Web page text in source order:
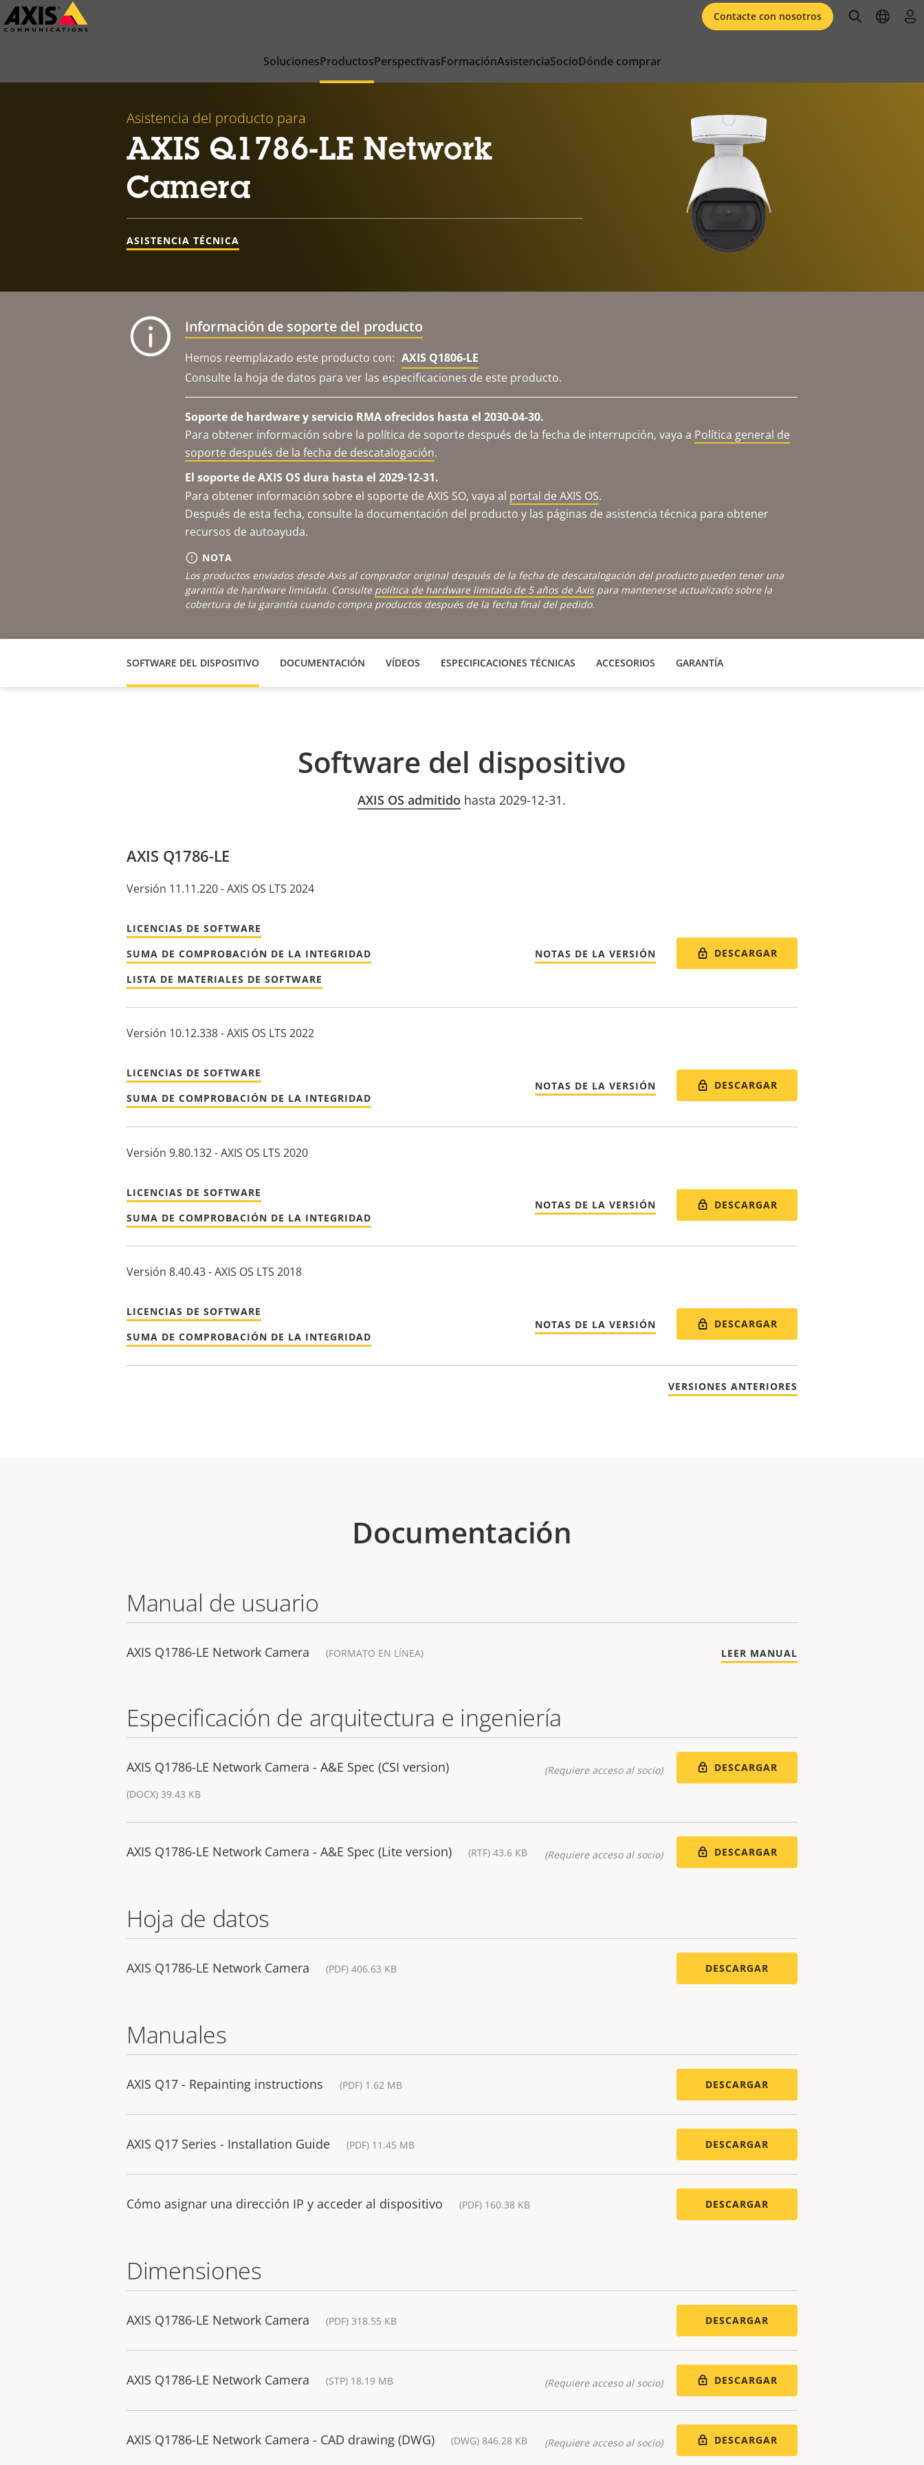
Saltar
al
SolucionesProductosPerspectivasFormaciónAsistenciaSocioDónde comprar
Contacte con nosotros openopen
Asistencia del producto para
AXIS Q1786-LE Network
Camera
ASISTENCIA TÉCNICA
Información de soporte del producto
Hemos reemplazado este producto con: AXIS Q1806-LE
Consulte la hoja de datos para ver las especificaciones de este producto.
Soporte de hardware y servicio RMA ofrecidos hasta el 2030-04-30.
Para obtener información sobre la política de soporte después de la fecha de interrupción, vaya a Política general de
soporte después de la fecha de descatalogación.
El soporte de AXIS OS dura hasta el 2029-12-31.
Para obtener información sobre el soporte de AXIS SO, vaya al portal de AXIS OS.
Después de esta fecha, consulte la documentación del producto y las páginas de asistencia técnica para obtener
recursos de autoayuda.
NOTA
Los productos enviados desde Axis al comprador original después de la fecha de descatalogación del producto pueden tener una
garantía de hardware limitada. Consulte política de hardware limitado de 5 años de Axispara mantenerse actualizado sobre la
cobertura de la garantía cuando compra productos después de la fecha final del pedido.
SOFTWARE DEL DISPOSITIVO DOCUMENTACIÓN VÍDEOS ESPECIFICACIONES TÉCNICAS ACCESORIOS GARANTÍA
Software del dispositivo
AXIS OS admitido hasta 2029-12-31.
AXIS Q1786-LE
Versión 11.11.220 - AXIS OS LTS 2024
LICENCIAS DE SOFTWARE
SUMA DE COMPROBACIÓN DE LA INTEGRIDAD
LISTA DE MATERIALES DE SOFTWARE
NOTAS DE LA VERSIÓN DESCARGAR
Versión 10.12.338 - AXIS OS LTS 2022
LICENCIAS DE SOFTWARE
SUMA DE COMPROBACIÓN DE LA INTEGRIDAD
NOTAS DE LA VERSIÓN DESCARGAR
Versión 9.80.132 - AXIS OS LTS 2020
LICENCIAS DE SOFTWARE
SUMA DE COMPROBACIÓN DE LA INTEGRIDAD
NOTAS DE LA VERSIÓN DESCARGAR
Versión 8.40.43 - AXIS OS LTS 2018
LICENCIAS DE SOFTWARE
SUMA DE COMPROBACIÓN DE LA INTEGRIDAD
NOTAS DE LA VERSIÓN DESCARGAR
VERSIONES ANTERIORES
Documentación
Manual de usuario
AXIS Q1786-LE Network Camera (FORMATO EN LÍNEA) LEER MANUAL
Especificación de arquitectura e ingeniería
AXIS Q1786-LE Network Camera - A&E Spec (CSI version)
(DOCX) 39.43 KB
(Requiere acceso al socio) DESCARGAR
AXIS Q1786-LE Network Camera - A&E Spec (Lite version) (RTF) 43.6 KB (Requiere acceso al socio) DESCARGAR
Hoja de datos
AXIS Q1786-LE Network Camera (PDF) 406.63 KB DESCARGAR
Manuales
AXIS Q17 - Repainting instructions (PDF) 1.62 MB DESCARGAR
AXIS Q17 Series - Installation Guide (PDF) 11.45 MB DESCARGAR
Cómo asignar una dirección IP y acceder al dispositivo (PDF) 160.38 KB DESCARGAR
Dimensiones
AXIS Q1786-LE Network Camera (PDF) 318.55 KB DESCARGAR
AXIS Q1786-LE Network Camera (STP) 18.19 MB (Requiere acceso al socio) DESCARGAR
AXIS Q1786-LE Network Camera - CAD drawing (DWG) (DWG) 846.28 KB (Requiere acceso al socio) DESCARGAR